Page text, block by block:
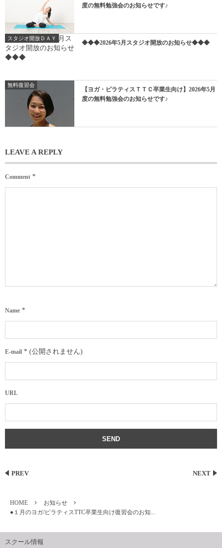
度の無料勉強会のお知らせです♪
スタジオ開放ＤＡＹ
◆◆◆2026年5月スタジオ開放のお知らせ◆◆◆
無料復習会
【ヨガ・ピラティスＴＴＣ卒業生向け】2026年5月
度の無料勉強会のお知らせです♪
LEAVE A REPLY
Comment *
Name *
E-mail * (公開されません)
URL
PREV NEXT
HOME
お知らせ
●１月のヨガ/ピラティスTTC卒業生向け復習会のお知...
スクール情報